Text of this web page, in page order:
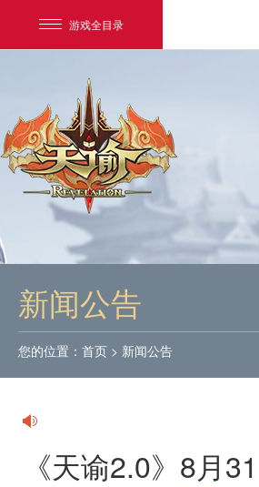
游戏全目录
网易游戏
我的足迹：
新闻公告
您的位置： 首页 > 新闻公告
《天谕2.0》8月